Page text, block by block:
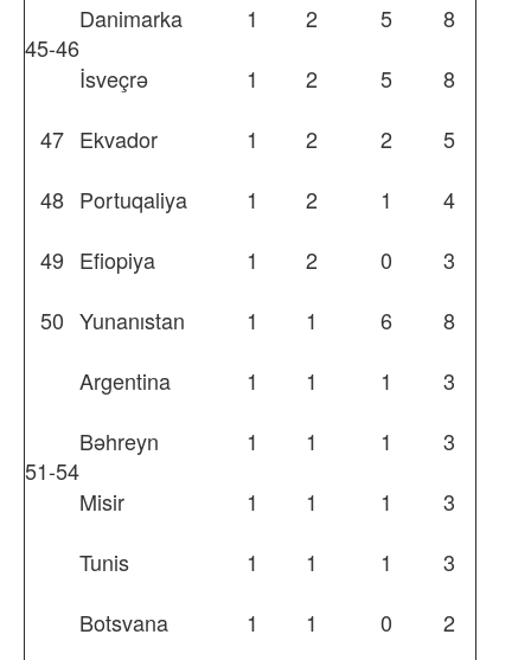
45-46
Danimarka 1 2 5
8
İsveçrə
1 2 5
8
47 Ekvador 1 2 2
5
48 Portuqaliya 1 2 1
4
49 Efiopiya 1 2 0
3
50 Yunanıstan 1 1 6 8
51-54
Argentina 1 1 1
3
Bəhreyn
1 1 1
3
Misir
1 1 1
3
Tunis
1 1 1 3
Botsvana 1 1 0
2